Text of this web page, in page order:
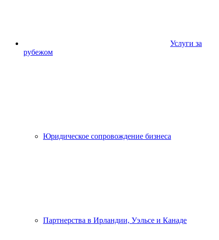
Услуги за
рубежом
Юридическое сопровождение бизнеса
Партнерства в Ирландии, Уэльсе и Канаде